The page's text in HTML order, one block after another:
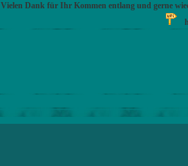
Vielen Dank für Ihr Kommen entlang und gerne